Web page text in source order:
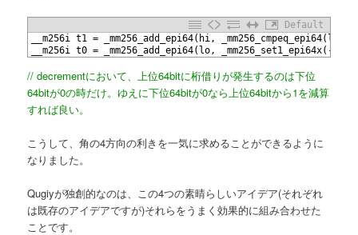
Default
__m256i t1 = _mm256_add_epi64(hi, _mm256_cmpeq_epi64(lo,
__m256i t0 = _mm256_add_epi64(lo, _mm256_set1_epi64x(-
// decrementにおいて、上位64bitに桁借りが発生するのは下位
64bitが0の時だけ。ゆえに下位64bitが0なら上位64bitから1を減算
すれば良い。
こうして、角の4方向の利きを一気に求めることができるように
なりました。
Qugiyが独創的なのは、この4つの素晴らしいアイデア(それぞれ
は既存のアイデアですが)それらをうまく効果的に組み合わせた
ことです。